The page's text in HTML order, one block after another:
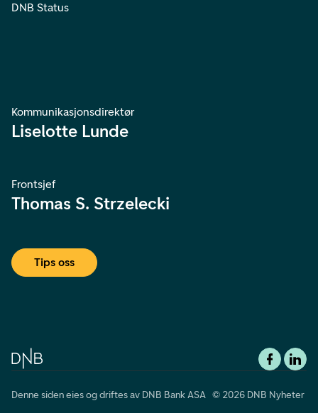
DNB Status
Kommunikasjonsdirektør
Liselotte Lunde
Frontsjef
Thomas S. Strzelecki
Tips oss
Denne siden eies og driftes av DNB Bank ASA © 2026 DNB Nyheter